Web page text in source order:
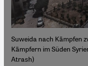
Suweida nach Kämpfen
Kämpfern im Süden
Atrash)